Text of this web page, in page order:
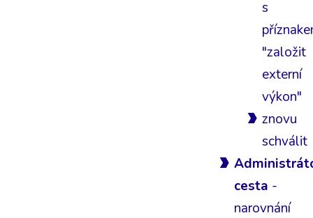
s
"založit
externí
výkon"
znovu
schválit
cesta -
narovnání